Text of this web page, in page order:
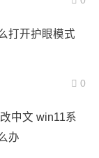
打开护眼模式
0
中文 win11系
办